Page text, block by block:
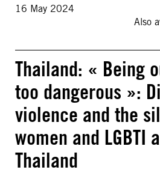
16 May 2024
Also
Thailand: « Being
too dangerous »:
violence and the
women and LGBTI
Thailand